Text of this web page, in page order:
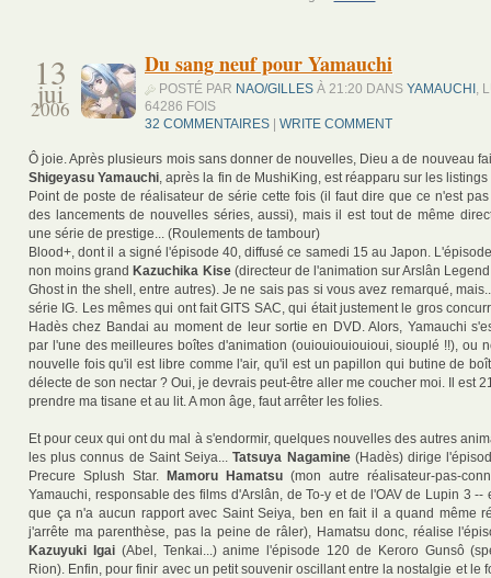
13
jui
2006
Du sang neuf pour Yamauchi
POSTÉ PAR NAO/GILLES À 21:20 DANS YAMAUCHI ,
64286 FOIS
32 COMMENTAIRES
WRITE COMMENT
Ô joie. Après plusieurs mois sans donner de nouvelles, Dieu a de nouveau
Shigeyasu Yamauchi, après la fin de MushiKing, est réapparu sur les
Point de poste de réalisateur de série cette fois (il faut dire que ce n'est
des lancements de nouvelles séries, aussi), mais il est tout de même
une série de prestige... (Roulements de tambour)
Blood+, dont il a signé l'épisode 40, diffusé ce samedi 15 au Japon.
non moins grandKazuchika Kise(directeur de l'animation sur Arslân
Ghost in the shell, entre autres). Je ne sais pas si vous avez remarqué,
série IG. Les mêmes qui ont fait GITS SAC, qui était justement le gros
Hadès chez Bandai au moment de leur sortie en DVD. Alors, Yamauchi
par l'une des meilleures boîtes d'animation (ouiouiouiouioui, siouplé !!), ou
nouvelle fois qu'il est libre comme l'air, qu'il est un papillon qui butine de
délecte de son nectar ? Oui, je devrais peut-être aller me coucher moi. Il est
prendre ma tisane et au lit. A mon âge, faut arrêter les folies.
Et pour ceux qui ont du mal à s'endormir, quelques nouvelles des autres
les plus connus de Saint Seiya...Tatsuya Nagamine(Hadès) dirige
Precure Splush Star. Mamoru Hamatsu (mon autre réalisateur-pas-
Yamauchi, responsable des films d'Arslân, de To-y et de l'OAV de Lupin 3 --
que ça n'a aucun rapport avec Saint Seiya, ben en fait il a quand même
j'arrête ma parenthèse, pas la peine de râler), Hamatsu donc, réalise
Kazuyuki Igai(Abel, Tenkai...) anime l'épisode 120 de Keroro Gunsô
Rion). Enfin, pour finir avec un petit souvenir oscillant entre la nostalgie et le